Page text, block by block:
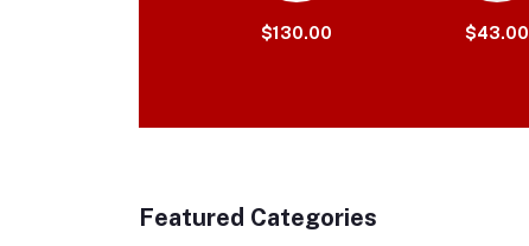
$130.00 $43.00
Featured Categories